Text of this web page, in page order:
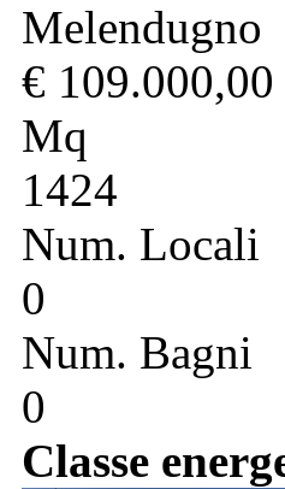
Melendugno
€ 109.000,00
Mq
1424
Num. Locali
0
Num. Bagni
0
Classe